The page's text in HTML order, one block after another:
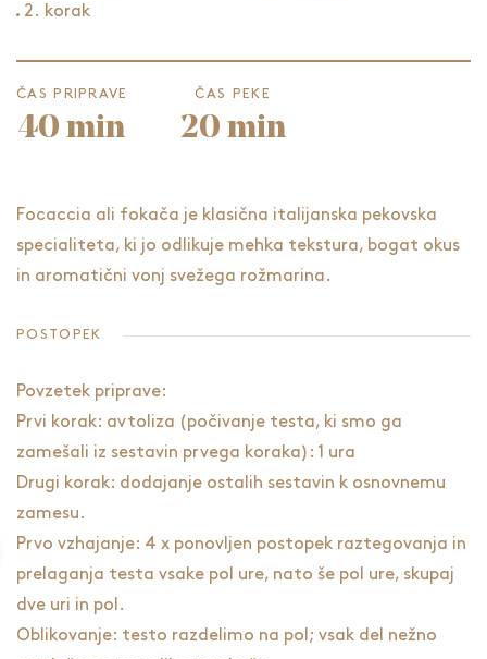
2. korak
ČAS PRIPRAVE
40 min
ČAS PEKE
20 min
Focaccia ali fokača je klasična italijanska pekovska
specialiteta, ki jo odlikuje mehka tekstura, bogat okus
in aromatični vonj svežega rožmarina.
POSTOPEK
Povzetek priprave:
Prvi korak: avtoliza (počivanje testa, ki smo ga
zamešali iz sestavin prvega koraka): 1 ura
Drugi korak: dodajanje ostalih sestavin k osnovnemu
zamesu.
Prvo vzhajanje: 4 x ponovljen postopek raztegovanja in
prelaganja testa vsake pol ure, nato še pol ure, skupaj
dve uri in pol.
Oblikovanje: testo razdelimo na pol; vsak del nežno